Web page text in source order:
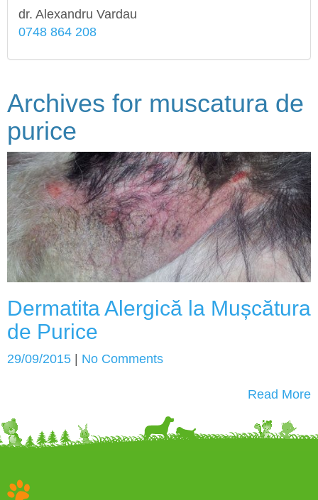
dr. Alexandru Vardau
0748 864 208
Archives for muscatura de
purice
Dermatita Alergică la Mușcătura
de Purice
29/09/2015 | No Comments
Read More